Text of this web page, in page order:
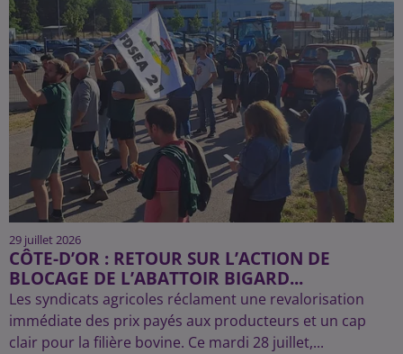
29 juillet 2026
CÔTE-D’OR : RETOUR SUR L’ACTION DE
BLOCAGE DE L’ABATTOIR BIGARD...
Les syndicats agricoles réclament une revalorisation
immédiate des prix payés aux producteurs et un cap
clair pour la filière bovine. Ce mardi 28 juillet,...